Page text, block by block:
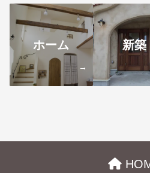
ホーム
→
新築